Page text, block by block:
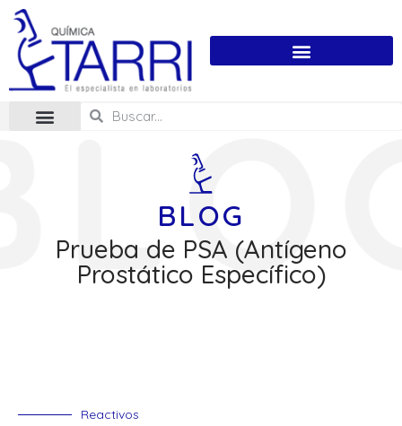
BLOG
Prueba de PSA (Antígeno
Prostático Específico)
Reactivos